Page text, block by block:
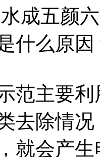
成五颜
什么原因
范主要
去除情
就会产